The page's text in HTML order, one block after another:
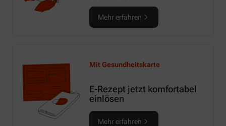
Mehr erfahren
Mit Gesundheitskarte
E-Rezept jetzt komfortabel
einlösen
Mehr erfahren